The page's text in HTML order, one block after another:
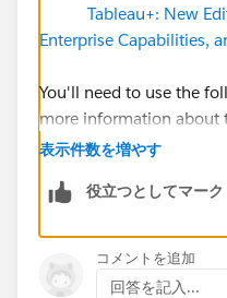
Tableau+: New
Enterprise Capabilities,
You'll need to use the
more information about
availability.
Best, Don Wise -
by clicking the
that answered your
表示件数を増やす
役立つとしてマーク
コメントを追加
回答を記入...